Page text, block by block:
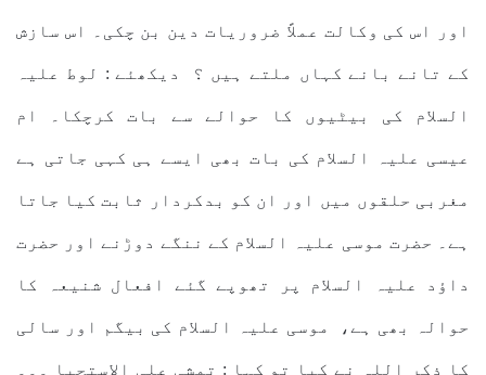
اور اس کی وکالت عملاً ضروریات دین بن چکی۔ اس سازش
کے تانے بانے کہاں ملتے ہیں ؟ دیکھئے : لوط علیہ
السلام کی بیٹیوں کا حوالے سے بات کرچکا۔ ام
عیسی علیہ السلام کی بات بھی ایسے ہی کہی جاتی ہے
مغربی حلقوں میں اور ان کو بدکردار ثابت کیا جاتا
ہے۔ حضرت موسی علیہ السلام کے ننگے دوڑنے اور حضرت
داؤد علیہ السلام پر تھوپے گئے افعال شنیعہ کا
حوالہ بھی ہے، موسی علیہ السلام کی بیگم اور سالی
کا ذکر اللہ نے کیا تو کہا : تمشی علی الاستحیا ۔۔۔